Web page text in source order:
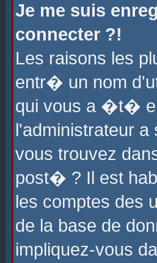
Je me suis
connecter ?!
Les raisons les
entr� un nom
qui vous a �t�
l'administrateur
vous trouvez
post� ? Il est
les comptes des
de la base de
impliquez-vous